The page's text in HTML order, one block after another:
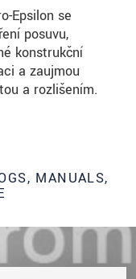
Epsilon se
posuvu,
konstrukční
a zaujmou
a rozlišením.
MANUALS,
product
údajů